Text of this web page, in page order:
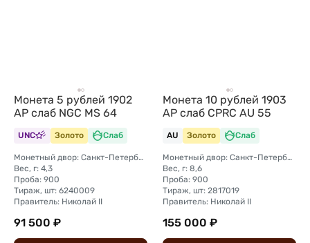
Монета 5 рублей 1902
АР слаб NGC MS 64
UNC Золото Слаб
Монетный двор: Санкт-Петербургский монетный двор
Вес, г: 4,3
Проба: 900
Тираж, шт: 6240009
Правитель: Николай II
91 500 ₽
Монета 10 рублей 1903
АР слаб CPRC AU 55
AU Золото Слаб
Монетный двор: Санкт-Петербургский монетный двор
Вес, г: 8,6
Проба: 900
Тираж, шт: 2817019
Правитель: Николай II
155 000 ₽